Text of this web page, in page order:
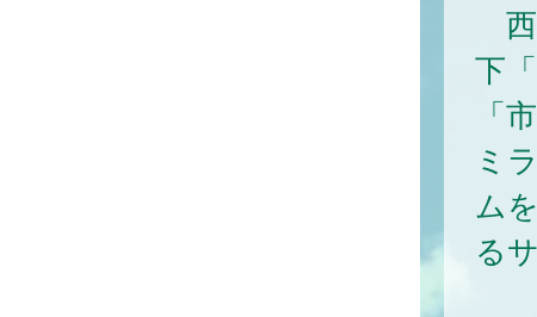
西
下
「
ミ
ム
る